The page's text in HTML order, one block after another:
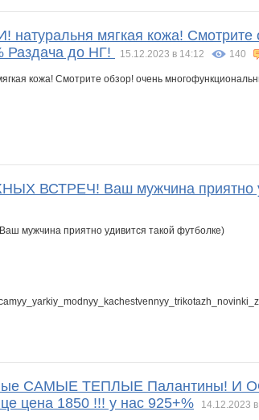
мягкая кожа! Смотрите
Раздача до НГ!
15.12.2023 в 14:12 140
ВСТРЕЧ! Ваш мужчина приятно
САМЫЕ ТЕПЛЫЕ Палантины!
цена 1850 !!! у нас 925+%
14.12.2023